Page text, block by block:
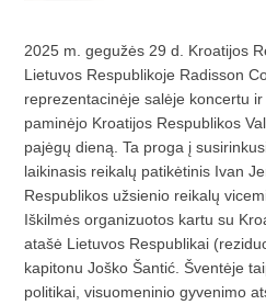
2025 m. gegužės 29 d. Kroatijos
Lietuvos Respublikoje Radisson
reprezentacinėje salėje koncertu
paminėjo Kroatijos Respublikos
pajėgų dieną. Ta proga į
laikinasis reikalų patikėtinis Ivan
Respublikos užsienio reikalų
Iškilmės organizuotos kartu su
atašė Lietuvos Respublikai
kapitonu Joško Šantić. Šventėje
politikai, visuomeninio gyvenimo